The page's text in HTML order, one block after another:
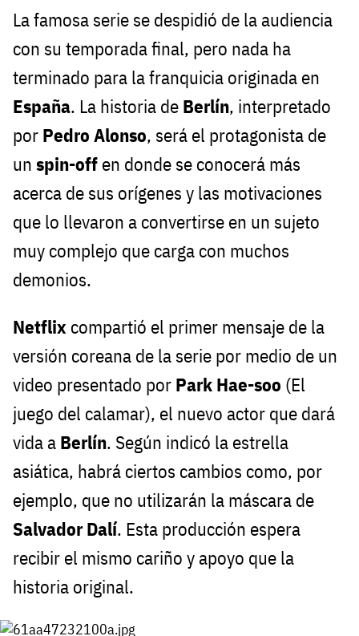
La famosa serie se despidió de la audiencia
con su temporada final, pero nada ha
terminado para la franquicia originada en
España. La historia de Berlín, interpretado
por Pedro Alonso, será el protagonista de
un spin-off en donde se conocerá más
acerca de sus orígenes y las motivaciones
que lo llevaron a convertirse en un sujeto
muy complejo que carga con muchos
demonios.
Netflix compartió el primer mensaje de la
versión coreana de la serie por medio de un
video presentado por Park Hae-soo (El
juego del calamar), el nuevo actor que dará
vida a Berlín. Según indicó la estrella
asiática, habrá ciertos cambios como, por
ejemplo, que no utilizarán la máscara de
Salvador Dalí. Esta producción espera
recibir el mismo cariño y apoyo que la
historia original.